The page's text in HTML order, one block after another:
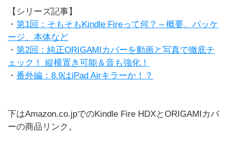
【シリーズ記事】
・ 第1回：そもそもKindle Fireって何？～概要、パッケ
ージ、本体など
・ 第2回：純正ORIGAMIカバーを動画と写真で徹底チ
ェック！ 縦横置き可能＆音も強化！
・ 番外編：8.9はiPad Airキラーか！？
下はAmazon.co.jpでのKindle Fire HDXとORIGAMIカバ
ーの商品リンク。